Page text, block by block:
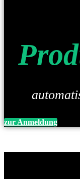
zur Anmeldung